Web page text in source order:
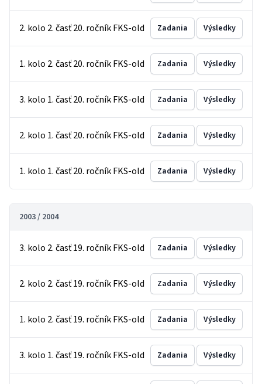
2. kolo 2. časť 20. ročník FKS-old Zadania Výsledky
1. kolo 2. časť 20. ročník FKS-old Zadania Výsledky
3. kolo 1. časť 20. ročník FKS-old Zadania Výsledky
2. kolo 1. časť 20. ročník FKS-old Zadania Výsledky
1. kolo 1. časť 20. ročník FKS-old Zadania Výsledky
2003 / 2004
3. kolo 2. časť 19. ročník FKS-old Zadania Výsledky
2. kolo 2. časť 19. ročník FKS-old Zadania Výsledky
1. kolo 2. časť 19. ročník FKS-old Zadania Výsledky
3. kolo 1. časť 19. ročník FKS-old Zadania Výsledky